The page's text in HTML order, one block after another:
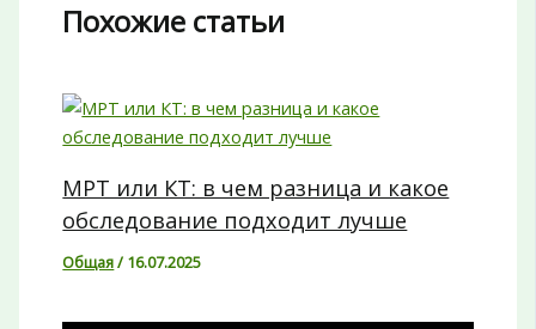
Похожие статьи
МРТ или КТ: в чем разница и какое
обследование подходит лучше
Общая/ 16.07.2025